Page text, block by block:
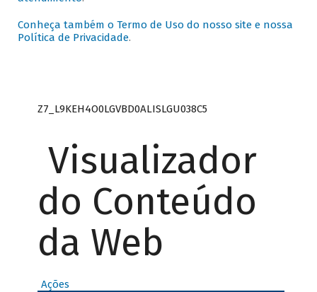
Conheça também o Termo de Uso do nosso site e nossa
Política de Privacidade.
Z7_L9KEH4O0LGVBD0ALISLGU038C5
Visualizador
do Conteúdo
da Web
Ações